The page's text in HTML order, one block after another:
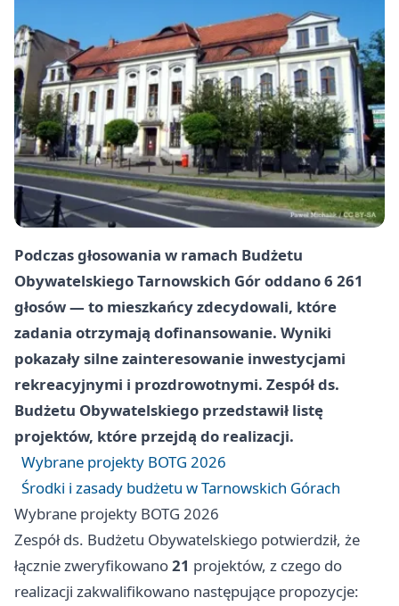
Podczas głosowania w ramach Budżetu
Obywatelskiego Tarnowskich Gór oddano 6 261
głosów — to mieszkańcy zdecydowali, które
zadania otrzymają dofinansowanie. Wyniki
pokazały silne zainteresowanie inwestycjami
rekreacyjnymi i prozdrowotnymi. Zespół ds.
Budżetu Obywatelskiego przedstawił listę
projektów, które przejdą do realizacji.
Wybrane projekty BOTG 2026
Środki i zasady budżetu w Tarnowskich Górach
Wybrane projekty BOTG 2026
Zespół ds. Budżetu Obywatelskiego potwierdził, że
łącznie zweryfikowano21 projektów, z czego do
realizacji zakwalifikowano następujące propozycje: